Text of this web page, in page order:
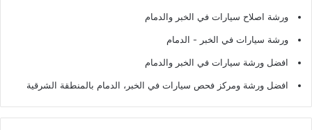
ورشة اصلاح سيارات في الخبر والدمام
ورشة سيارات في الخبر - الدمام
افضل ورشة سيارات في الخبر والدمام
افضل ورشة ومركز فحص سيارات في الخبر، الدمام بالمنطقة الشرقية